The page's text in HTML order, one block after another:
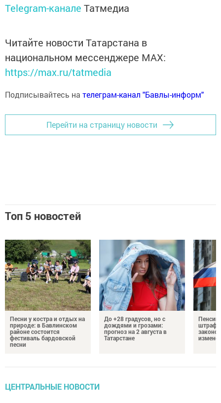
Telegram-канале Татмедиа
Читайте новости Татарстана в
национальном мессенджере MАХ:
https://max.ru/tatmedia
Подписывайтесь на телеграм-канал "Бавлы-информ"
Перейти на страницу новости
Топ 5 новостей
Песни у костра и отдых на
природе: в Бавлинском
районе состоится
фестиваль бардовской
песни
До +28 градусов, но с
дождями и грозами:
прогноз на 2 августа в
Татарстане
ЦЕНТРАЛЬНЫЕ НОВОСТИ